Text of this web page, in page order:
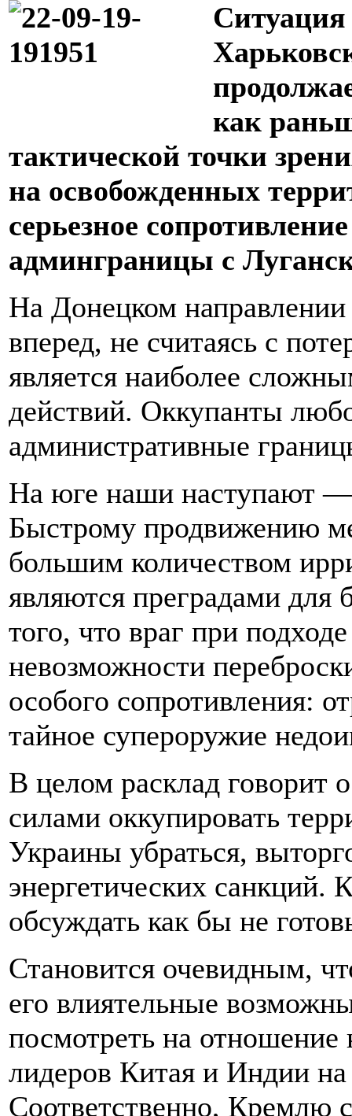
как
тактической точки
на освобожденных
серьезное
админграницы с
На Донецком направлении
вперед, не считаясь с
является наиболее
действий. Оккупанты
административные
На юге наши наступают
Быстрому продвижению
большим количеством
являются преградами для
того, что враг при
невозможности
особого сопротивления:
тайное супероружие
В целом расклад говорит
силами оккупировать
Украины убраться,
энергетических
обсуждать как бы не
Становится очевидным,
его влиятельные
посмотреть на
лидеров Китая и Индии
Соответственно, Кремлю